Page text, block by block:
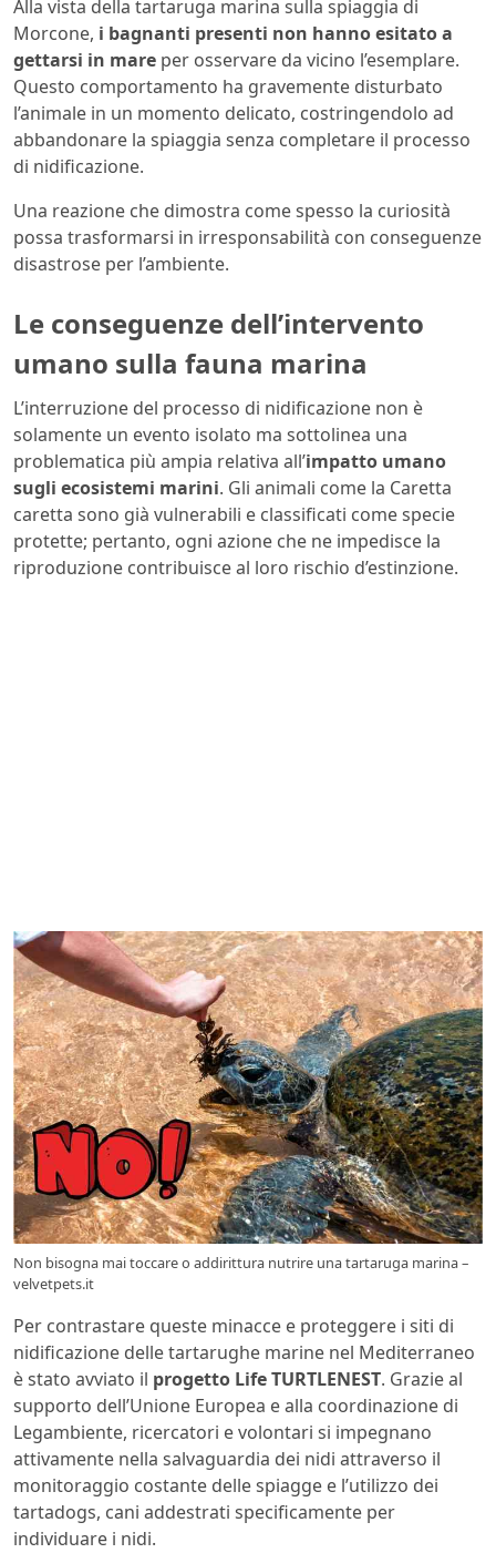
Alla vista della tartaruga marina sulla spiaggia di
Morcone, i bagnanti presenti non hanno esitato a
gettarsi in mare per osservare da vicino l’esemplare.
Questo comportamento ha gravemente disturbato
l’animale in un momento delicato, costringendolo ad
abbandonare la spiaggia senza completare il processo
di nidificazione.
Una reazione che dimostra come spesso la curiosità
possa trasformarsi in irresponsabilità con conseguenze
disastrose per l’ambiente.
Le conseguenze dell’intervento
umano sulla fauna marina
L’interruzione del processo di nidificazione non è
solamente un evento isolato ma sottolinea una
problematica più ampia relativa all’impatto umano
sugli ecosistemi marini. Gli animali come la Caretta
caretta sono già vulnerabili e classificati come specie
protette; pertanto, ogni azione che ne impedisce la
riproduzione contribuisce al loro rischio d’estinzione.
Non bisogna mai toccare o addirittura nutrire una tartaruga marina –
velvetpets.it
Per contrastare queste minacce e proteggere i siti di
nidificazione delle tartarughe marine nel Mediterraneo
è stato avviato il progetto Life TURTLENEST. Grazie al
supporto dell’Unione Europea e alla coordinazione di
Legambiente, ricercatori e volontari si impegnano
attivamente nella salvaguardia dei nidi attraverso il
monitoraggio costante delle spiagge e l’utilizzo dei
tartadogs, cani addestrati specificamente per
individuare i nidi.